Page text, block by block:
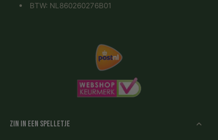
BTW: NL860260276B01
Zin in een spelletje